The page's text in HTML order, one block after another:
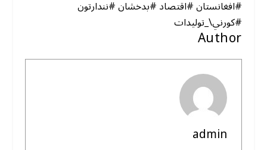
#افغانستان #اقتصاد #بدخشان #نندارتون
#کورني\_تولیدات
Author
admin